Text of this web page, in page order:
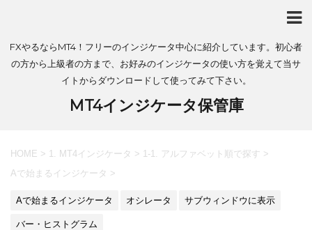
FXやるならMT4！フリーのインジケータ中心に紹介しています。初心者
の方から上級者の方まで、お好みのインジケータの使い方を覚えて当サ
イトからダウンロードして使ってみて下さい。
MT4インジケータ保管庫
HOME > 1. MT4インジケータ > 1-1. アルファベット順で探す >
Aで始まるインジケータ >
Aで始まるインジケータ オシレータ サブウィンドウに表示
バー・ヒストグラム